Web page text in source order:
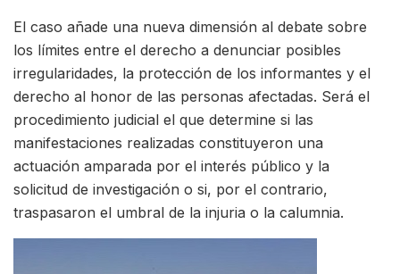
El caso añade una nueva dimensión al debate sobre
los límites entre el derecho a denunciar posibles
irregularidades, la protección de los informantes y el
derecho al honor de las personas afectadas. Será el
procedimiento judicial el que determine si las
manifestaciones realizadas constituyeron una
actuación amparada por el interés público y la
solicitud de investigación o si, por el contrario,
traspasaron el umbral de la injuria o la calumnia.